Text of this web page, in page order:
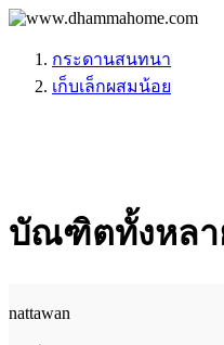
กระดานสนทนา
เก็บเล็กผสมน้อย
บัณฑิตทั้งหลา
nattawan